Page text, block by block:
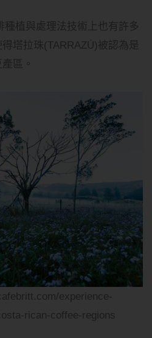
種植與處理法技術上也有許多
塔拉珠(TARRAZÚ)被認為是
區。
experience-
rican-coffee-regions